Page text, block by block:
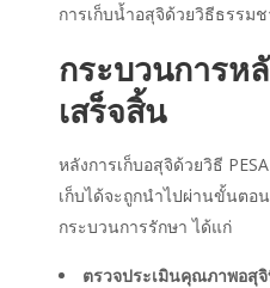
การเก็บน้ำอสุจิด้วยวิธีธรรม
กระบวนการห
เสร็จสิ้น
หลังการเก็บอสุจิด้วยวิธี
เก็บได้จะถูกนำไปผ่านขั้นตอ
กระบวนการรักษา ได้แก่
ตรวจประเมินคุณภาพอสุจิ